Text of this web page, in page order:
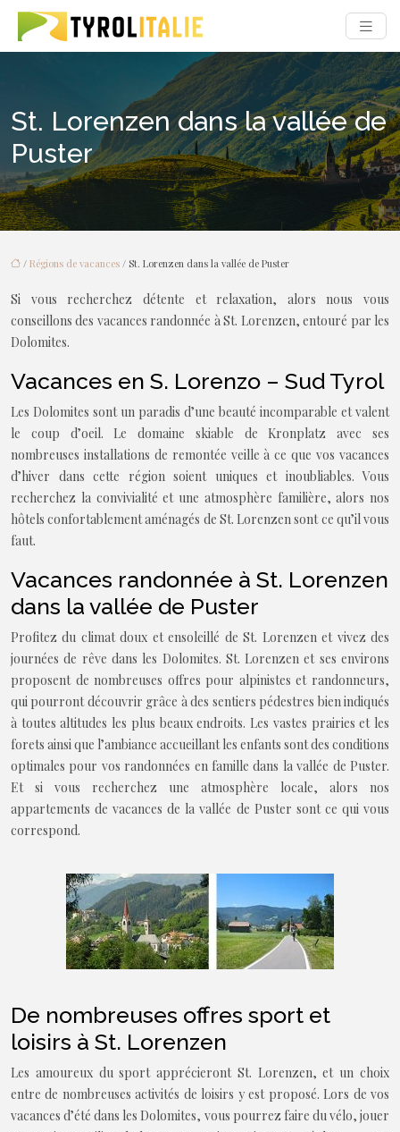
St. Lorenzen dans la vallée de
Puster
/ Régions de vacances / St. Lorenzen dans la vallée de Puster
Si vous recherchez détente et relaxation, alors nous vous
conseillons des vacances randonnée à St. Lorenzen, entouré par les
Dolomites.
Vacances en S. Lorenzo – Sud Tyrol
Les Dolomites sont un paradis d’une beauté incomparable et valent
le coup d’oeil. Le domaine skiable de Kronplatz avec ses
nombreuses installations de remontée veille à ce que vos vacances
d’hiver dans cette région soient uniques et inoubliables. Vous
recherchez la convivialité et une atmosphère familière, alors nos
hôtels confortablement aménagés de St. Lorenzen sont ce qu’il vous
faut.
Vacances randonnée à St. Lorenzen
dans la vallée de Puster
Profitez du climat doux et ensoleillé de St. Lorenzen et vivez des
journées de rêve dans les Dolomites. St. Lorenzen et ses environs
proposent de nombreuses offres pour alpinistes et randonneurs,
qui pourront découvrir grâce à des sentiers pédestres bien indiqués
à toutes altitudes les plus beaux endroits. Les vastes prairies et les
forets ainsi que l’ambiance accueillant les enfants sont des conditions
optimales pour vos randonnées en famille dans la vallée de Puster.
Et si vous recherchez une atmosphère locale, alors nos
appartements de vacances de la vallée de Puster sont ce qui vous
correspond.
De nombreuses offres sport et
loisirs à St. Lorenzen
Les amoureux du sport apprécieront St. Lorenzen, et un choix
entre de nombreuses activités de loisirs y est proposé. Lors de vos
vacances d’été dans les Dolomites, vous pourrez faire du vélo, jouer